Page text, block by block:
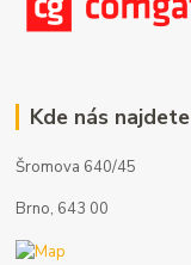
Kde nás najdete
Šromova 640/45
Brno, 643 00